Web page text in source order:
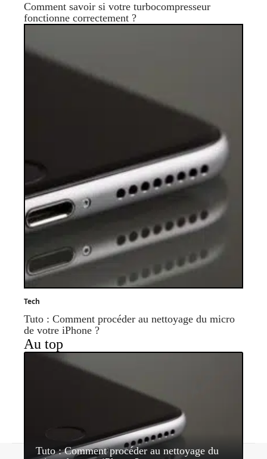
Comment savoir si votre turbocompresseur
fonctionne correctement ?
Tech
Tuto : Comment procéder au nettoyage du micro
de votre iPhone ?
Au top
Tuto : Comment procéder au nettoyage du